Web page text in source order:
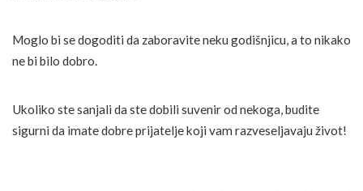
Moglo bi se dogoditi da zaboravite neku godišnjicu, a to nikako
ne bi bilo dobro.
Ukoliko ste sanjali da ste dobili suvenir od nekoga, budite
sigurni da imate dobre prijatelje koji vam razveseljavaju život!